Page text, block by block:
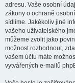
adresu. Vaše osobní
zákony o ochraně
sídlíme. Jakékoliv jiné
vašeho uživatelského
můžeme zvolit jako
možnost rozhodnout,
vašem účtu máte
vytvářených e-mailů